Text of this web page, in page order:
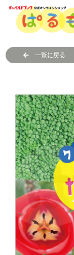
一覧に戻る